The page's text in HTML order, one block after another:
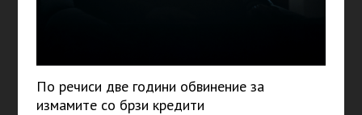
По речиси две години обвинение за
измамите со брзи кредити